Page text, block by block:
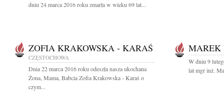
dniu 24 marca 2016 roku zmarła w wieku 69 lat...
ZOFIA KRAKOWSKA - KARAŚ
CZĘSTOCHOWA
Dnia 22 marca 2016 roku odeszła nasza ukochana
Żona, Mama, Babcia Zofia Krakowska - Karaś o
czym...
MAREK
W dniu 9
lat mgr inż.